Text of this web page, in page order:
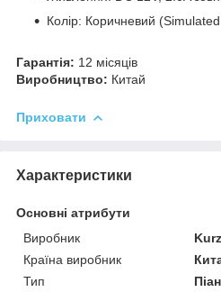
Колір: Коричневий
Гарантія: 12 місяців
Виробництво: Китай
Приховати
Характеристики
Основні атрибути
Виробник
Країна виробник
Тип